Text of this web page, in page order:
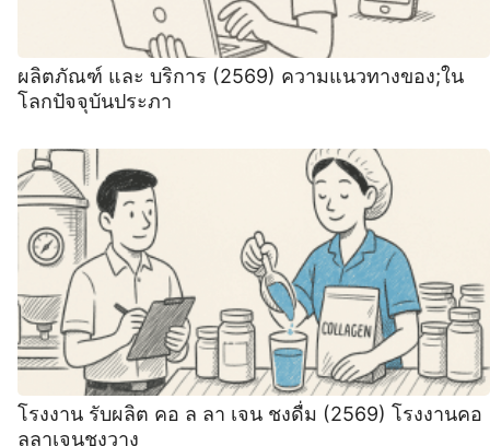
ผลิตภัณฑ์ และ บริการ (2569) ความแนวทางของ;ใน
โลกปัจจุบันประภา
โรงงาน รับผลิต คอ ล ลา เจน ชงดื่ม (2569) โรงงานคอ
ลลาเจนชงวาง